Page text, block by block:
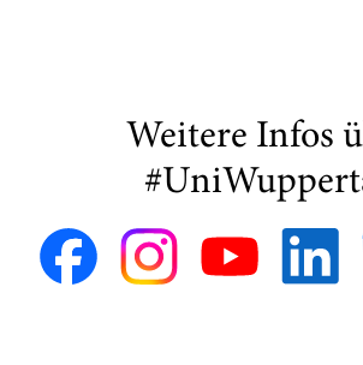
Weitere Infos